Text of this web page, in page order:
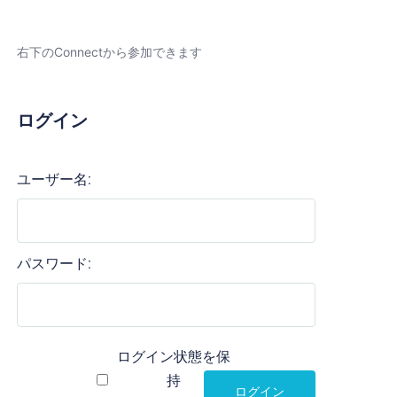
右下のConnectから参加できます
ログイン
ユーザー名:
パスワード:
ログイン状態を保
持
ログイン